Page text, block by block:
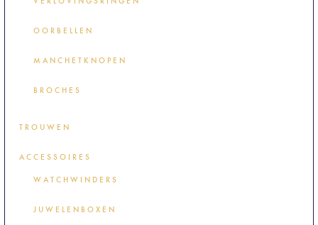
OORBELLEN
MANCHETKNOPEN
BROCHES
TROUWEN
ACCESSOIRES
WATCHWINDERS
JUWELENBOXEN